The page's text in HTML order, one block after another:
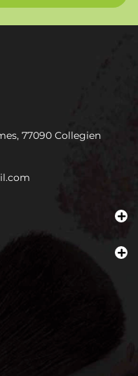
77090 Collegien